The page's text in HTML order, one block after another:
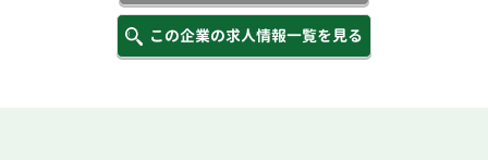
この企業の求人情報一覧を見る